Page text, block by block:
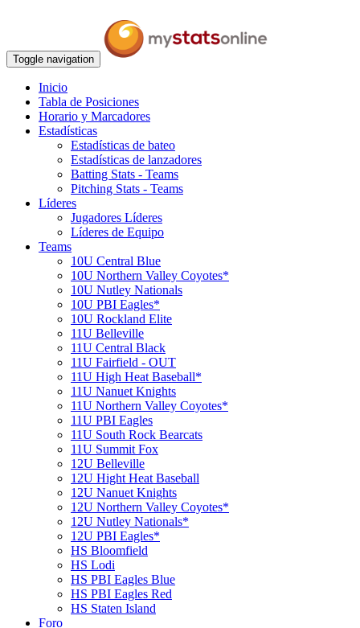
Toggle navigation
Inicio
Tabla de Posiciones
Horario y Marcadores
Estadísticas
Estadísticas de bateo
Estadísticas de lanzadores
Batting Stats - Teams
Pitching Stats - Teams
Líderes
Jugadores Líderes
Líderes de Equipo
Teams
10U Central Blue
10U Northern Valley Coyotes*
10U Nutley Nationals
10U PBI Eagles*
10U Rockland Elite
11U Belleville
11U Central Black
11U Fairfield - OUT
11U High Heat Baseball*
11U Nanuet Knights
11U Northern Valley Coyotes*
11U PBI Eagles
11U South Rock Bearcats
11U Summit Fox
12U Belleville
12U Hight Heat Baseball
12U Nanuet Knights
12U Northern Valley Coyotes*
12U Nutley Nationals*
12U PBI Eagles*
HS Bloomfield
HS Lodi
HS PBI Eagles Blue
HS PBI Eagles Red
HS Staten Island
Foro